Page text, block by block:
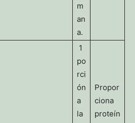
m
an
a.
1
po
rci
ón
a
la
Propor
ciona
proteín